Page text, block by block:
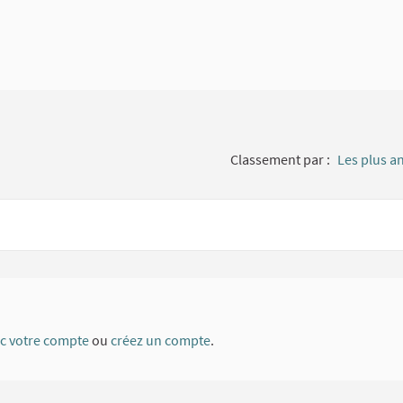
Classement par : Les plus
votre compteou créez un compte.